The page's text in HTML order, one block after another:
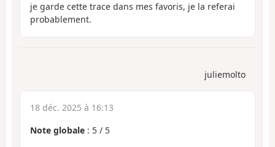
je garde cette trace dans mes favoris, je la referai
probablement.
juliemolto
18 déc. 2025 à 16:13
Note globale : 5 / 5